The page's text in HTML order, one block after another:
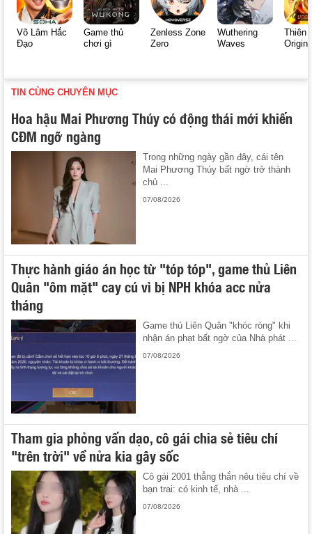
Võ Lâm Hắc
Đạo
Game thủ
chơi gì
Zenless Zone
Zero
Wuthering
Waves
Thiên
Origin
TIN CÙNG CHUYÊN MỤC
Hoa hậu Mai Phương Thúy có động thái mới khiến
CĐM ngỡ ngàng
Trong những ngày gần đây, cái tên
Mai Phương Thúy bất ngờ trở thành
chủ ...
07/08/2026
Thực hành giáo án học từ "tóp tóp", game thủ Liên
Quân "ôm mặt" cay cú vì bị NPH khóa acc nửa
tháng
Game thủ Liên Quân "khóc ròng" khi
nhận án phạt bất ngờ của Nhà phát ...
07/08/2026
Tham gia phỏng vấn dạo, cô gái chia sẻ tiêu chí
"trên trời" về nửa kia gây sốc
Cô gái 2001 thẳng thắn nêu tiêu chí về
bạn trai: có kinh tế, nhà ...
07/08/2026